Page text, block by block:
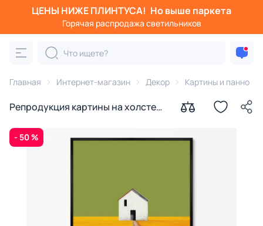
ЦЕНЫ НИЖЕ ПЛИНТУСА! Но выше паркета
Горячая распродажа светильников
Главная Интернет-магазин Декор Картины и панно
Репродукция картины на холсте
- 50 %